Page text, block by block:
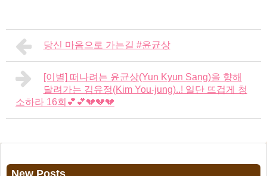
당신 마음으로 가는길 #윤균상
[이별] 떠나려는 윤균상(Yun Kyun Sang)을 향해
달려가는 김유정(Kim You-jung)..! 일단 뜨겁게 청
소하라 16회💕💕💔💔💔